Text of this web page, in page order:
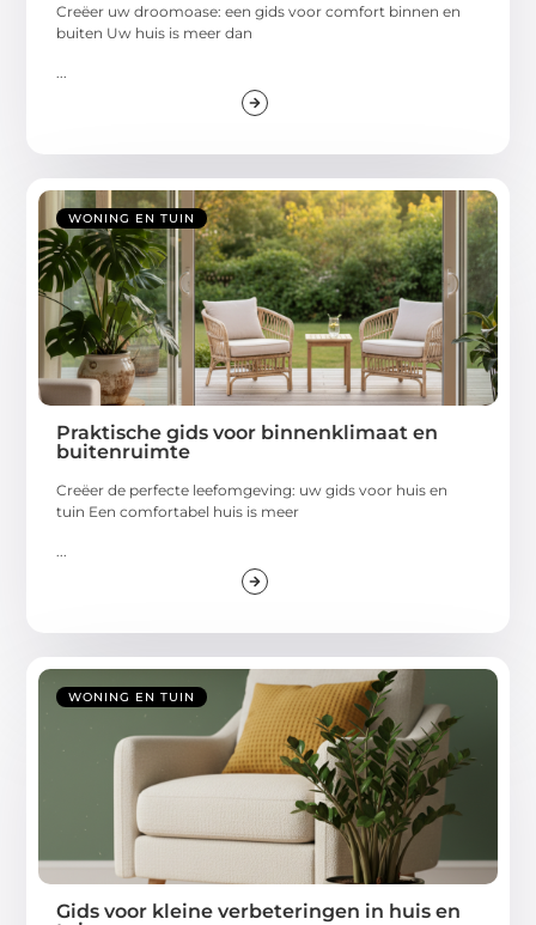
Creëer uw droomoase: een gids voor comfort binnen en
buiten Uw huis is meer dan
WONING EN TUIN
Praktische gids voor binnenklimaat en
buitenruimte
Creëer de perfecte leefomgeving: uw gids voor huis en
tuin Een comfortabel huis is meer
WONING EN TUIN
Gids voor kleine verbeteringen in huis en